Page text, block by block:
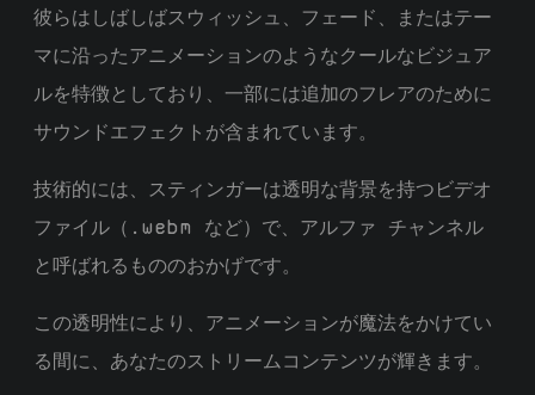
彼らはしばしばスウィッシュ、フェード、またはテー
マに沿ったアニメーションのようなクールなビジュア
ルを特徴としており、一部には追加のフレアのために
サウンドエフェクトが含まれています。
技術的には、スティンガーは透明な背景を持つビデオ
ファイル（.webm など）で、アルファ チャンネル
と呼ばれるもののおかげです。
この透明性により、アニメーションが魔法をかけてい
る間に、あなたのストリームコンテンツが輝きます。